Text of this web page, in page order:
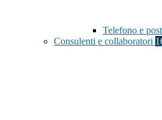
Telefono e
Consulenti e collaboratori